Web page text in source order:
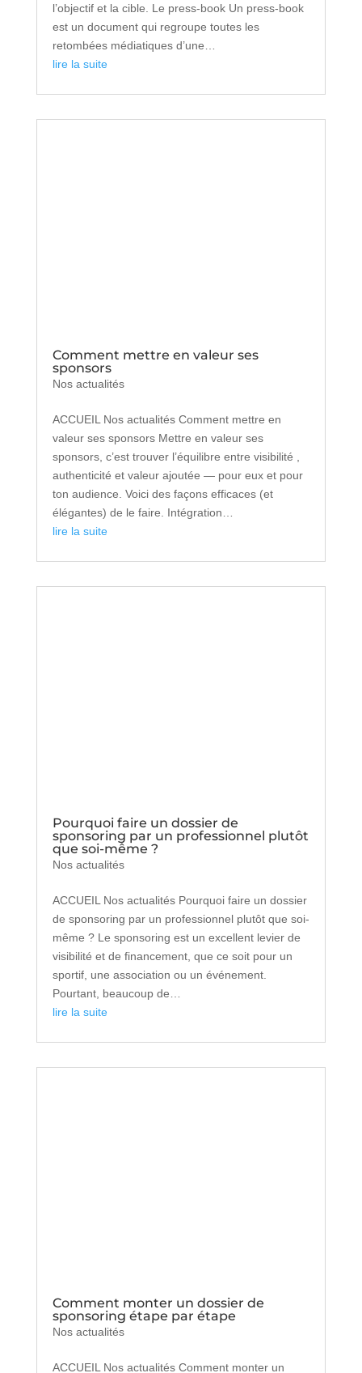
l’objectif et la cible. Le press-book Un press-book
est un document qui regroupe toutes les
retombées médiatiques d’une…
lire la suite
Comment mettre en valeur ses
sponsors
Nos actualités
ACCUEIL Nos actualités Comment mettre en
valeur ses sponsors Mettre en valeur ses
sponsors, c’est trouver l’équilibre entre visibilité ,
authenticité et valeur ajoutée — pour eux et pour
ton audience. Voici des façons efficaces (et
élégantes) de le faire. Intégration…
lire la suite
Pourquoi faire un dossier de
sponsoring par un professionnel plutôt
que soi-même ?
Nos actualités
ACCUEIL Nos actualités Pourquoi faire un dossier
de sponsoring par un professionnel plutôt que soi-
même ? Le sponsoring est un excellent levier de
visibilité et de financement, que ce soit pour un
sportif, une association ou un événement.
Pourtant, beaucoup de…
lire la suite
Comment monter un dossier de
sponsoring étape par étape
Nos actualités
ACCUEIL Nos actualités Comment monter un